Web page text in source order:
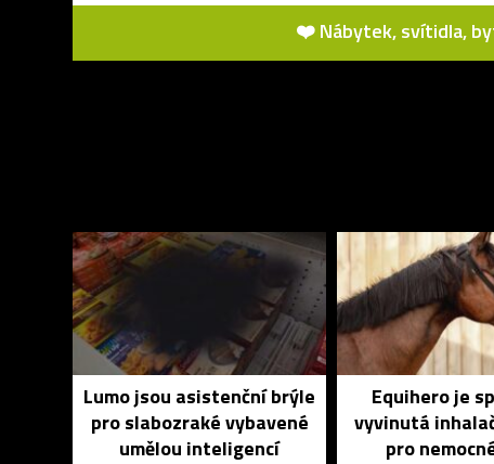
❤️ Nábytek, svítidla,
Lumo jsou asistenční brýle
pro slabozraké vybavené
umělou inteligencí
Equihero je
vyvinutá
pro